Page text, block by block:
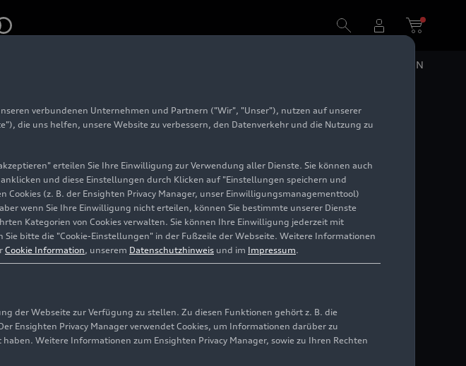
EN
José Chiapa
verbundenen Unternehmen und Partnern ("Wir", "Unser"), nutzen auf unserer
die uns helfen, unsere Website zu verbessern, den Datenverkehr und die Nutzung zu
erteilen Sie Ihre Einwilligung zur Verwendung aller Dienste. Sie können auch
und diese Einstellungen durch Klicken auf "Einstellungen speichern und
(z. B. der Ensighten Privacy Manager, unser Einwilligungsmanagementtool)
wenn Sie Ihre Einwilligung nicht erteilen, können Sie bestimmte unserer Dienste
Kategorien von Cookies verwalten. Sie können Ihre Einwilligung jederzeit mit
bitte die "Cookie-Einstellungen" in der Fußzeile der Webseite. Weitere Informationen
Cookie Information, unserem Datenschutzhinweis und im Impressum.
der Webseite zur Verfügung zu stellen. Zu diesen Funktionen gehört z. B. die
Ensighten Privacy Manager verwendet Cookies, um Informationen darüber zu
Weitere Informationen zum Ensighten Privacy Manager, sowie zu Ihren Rechten